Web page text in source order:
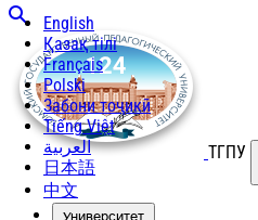
English
Қазақ тілі
Français
Polski
Забони тоҷикӣ
Tiếng Việt
العربية
日本語
中文
ТГПУ
Университет